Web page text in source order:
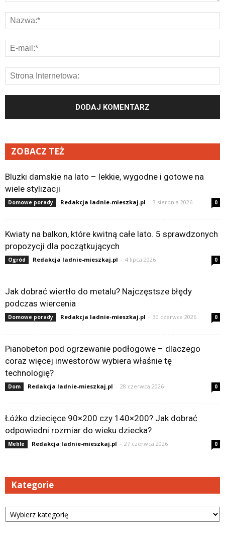
ZOBACZ TEŻ
Bluzki damskie na lato – lekkie, wygodne i gotowe na
wiele stylizacji
Domowe porady Redakcja ladnie-mieszkaj.pl - 3 sierpnia 2026 0
Kwiaty na balkon, które kwitną całe lato. 5 sprawdzonych
propozycji dla początkujących
Ogród Redakcja ladnie-mieszkaj.pl - 4 lipca 2026 0
Jak dobrać wiertło do metalu? Najczęstsze błędy
podczas wiercenia
Domowe porady Redakcja ladnie-mieszkaj.pl - 30 czerwca 2026 0
Pianobeton pod ogrzewanie podłogowe – dlaczego
coraz więcej inwestorów wybiera właśnie tę
technologię?
Dom Redakcja ladnie-mieszkaj.pl - 28 czerwca 2026 0
Łóżko dziecięce 90×200 czy 140×200? Jak dobrać
odpowiedni rozmiar do wieku dziecka?
Meble Redakcja ladnie-mieszkaj.pl - 27 czerwca 2026 0
Kategorie
Kategorie